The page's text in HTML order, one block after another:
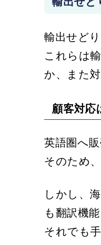
輸出せど
これらは
か、また
顧客対応
英語圏へ
そのため、
しかし、
も翻訳機
それでも